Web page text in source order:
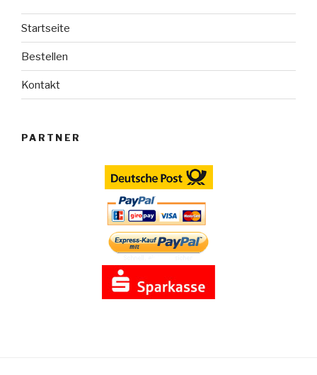
Startseite
Bestellen
Kontakt
PARTNER